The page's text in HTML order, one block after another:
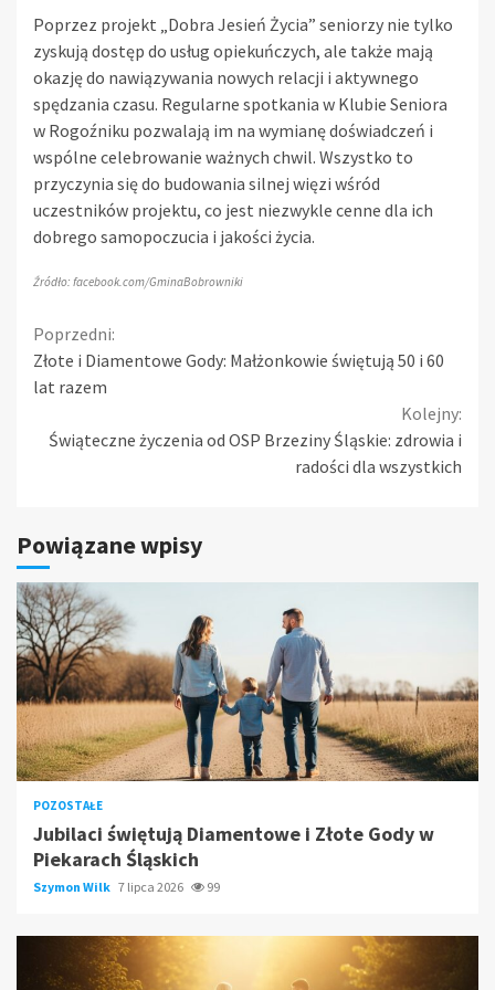
Poprzez projekt „Dobra Jesień Życia” seniorzy nie tylko
zyskują dostęp do usług opiekuńczych, ale także mają
okazję do nawiązywania nowych relacji i aktywnego
spędzania czasu. Regularne spotkania w Klubie Seniora
w Rogoźniku pozwalają im na wymianę doświadczeń i
wspólne celebrowanie ważnych chwil. Wszystko to
przyczynia się do budowania silnej więzi wśród
uczestników projektu, co jest niezwykle cenne dla ich
dobrego samopoczucia i jakości życia.
Źródło: facebook.com/GminaBobrowniki
Continue
Reading
Poprzedni:
Złote i Diamentowe Gody: Małżonkowie świętują 50 i 60
lat razem
Kolejny:
Świąteczne życzenia od OSP Brzeziny Śląskie: zdrowia i
radości dla wszystkich
Powiązane wpisy
POZOSTAŁE
Jubilaci świętują Diamentowe i Złote Gody w
Piekarach Śląskich
Szymon Wilk 7 lipca 2026 99